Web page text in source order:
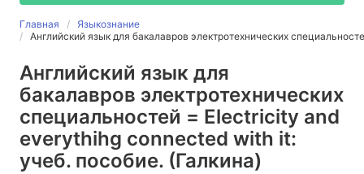
Главная
Языкознание
Английский язык для бакалавров электротехнических
Английский язык для
бакалавров электротехнических
специальностей = Electricity and
everythihg connected with it:
учеб. пособие. (Галкина)